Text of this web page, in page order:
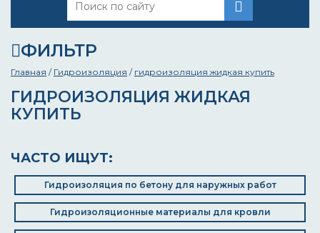
ФИЛЬТР
Главная / Гидроизоляция / гидроизоляция жидкая купить
ГИДРОИЗОЛЯЦИЯ ЖИДКАЯ
КУПИТЬ
ЧАСТО ИЩУТ:
Гидроизоляция по бетону для наружных работ
Гидроизоляционные материалы для кровли